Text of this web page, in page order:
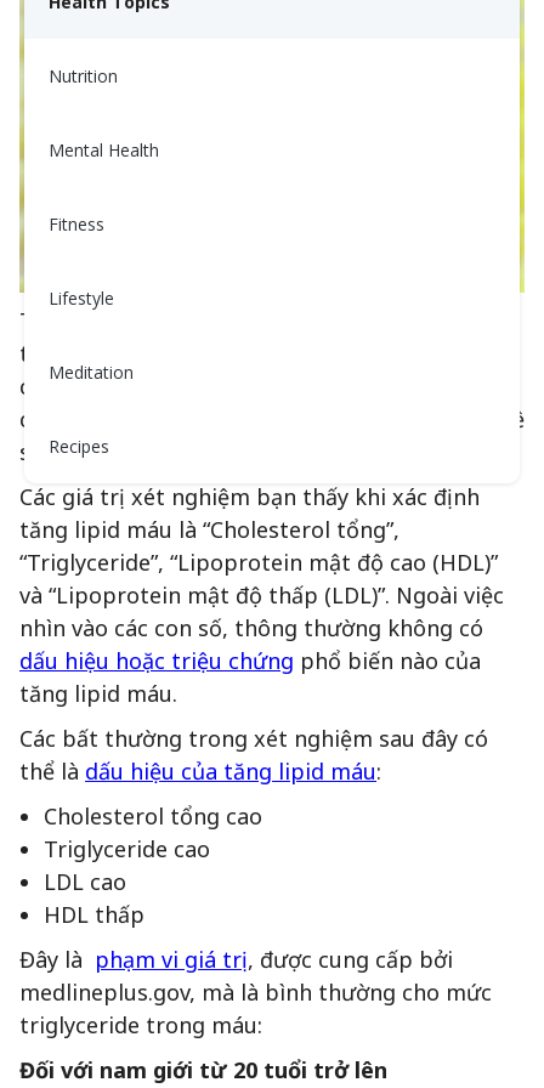
Nutrition
Mental Health
Fitness
Lifestyle
Meditation
Recipes
Tăng lipid máu là khi có nồng độ cao chất béo
trong máu. Những chất béo này rất quan trọng
cho nhiều chức năng trong cơ thể. Tuy nhiên,
các giá trị bất thường có thể dẫn đến các vấn đề
sức khỏe.
Các giá trị xét nghiệm bạn thấy khi xác định
tăng lipid máu là “Cholesterol tổng”,
“Triglyceride”, “Lipoprotein mật độ cao (HDL)”
và “Lipoprotein mật độ thấp (LDL)”. Ngoài việc
nhìn vào các con số, thông thường không có
dấu hiệu hoặc triệu chứng phổ biến nào của
tăng lipid máu.
Các bất thường trong xét nghiệm sau đây có
thể là dấu hiệu của tăng lipid máu:
Cholesterol tổng cao
Triglyceride cao
LDL cao
HDL thấp
Đây là phạm vi giá trị, được cung cấp bởi
medlineplus.gov, mà là bình thường cho mức
triglyceride trong máu:
Đối với nam giới từ 20 tuổi trở lên